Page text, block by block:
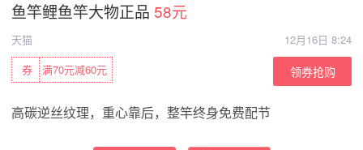
鱼竿鲤鱼竿大物正品 58元
天猫
12月16日 8:24
满70元减60元
券 领券抢购
高碳逆丝纹理，重心靠后，整竿终身免费配节